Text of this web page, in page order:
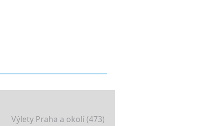
Výlety Praha a okolí (473)